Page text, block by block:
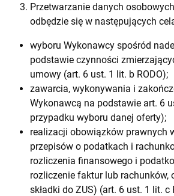
Przetwarzanie danych
odbędzie się w następujących
wyboru Wykonawcy spośród
podstawie czynności
umowy (art. 6 ust. 1 lit. b RODO);
zawarcia, wykonywania i
Wykonawcą na podstawie art. 6
przypadku wyboru danej oferty);
realizacji obowiązków prawnych
przepisów o podatkach i
rozliczenia finansowego i
rozliczenie faktur lub rachunków,
składki do ZUS) (art. 6 ust. 1 lit. c